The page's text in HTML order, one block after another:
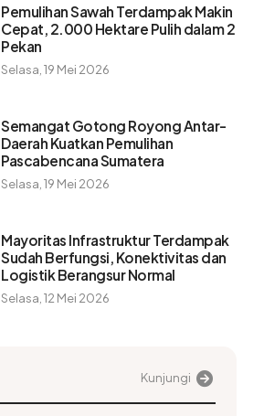
Pemulihan Sawah Terdampak Makin
Cepat, 2.000 Hektare Pulih dalam 2
Pekan
Selasa, 19 Mei 2026
Semangat Gotong Royong Antar-
Daerah Kuatkan Pemulihan
Pascabencana Sumatera
Selasa, 19 Mei 2026
Mayoritas Infrastruktur Terdampak
Sudah Berfungsi, Konektivitas dan
Logistik Berangsur Normal
Selasa, 12 Mei 2026
Kunjungi